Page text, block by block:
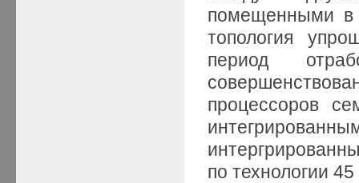
помещенными в
топология
период
процессоров
по технологии